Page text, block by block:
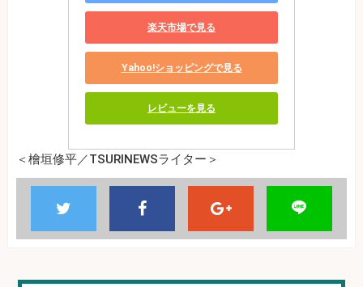
楽天市場で見る
Yahoo!ショッピングで見る
レビューを見る
＜檜垣修平／TSURINEWSライター＞